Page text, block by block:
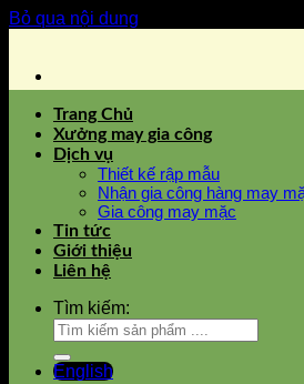
Bỏ qua nội dung
Trang Chủ
Xưởng may gia công
Dịch vụ
Thiết kế rập mẫu
Nhận gia công hàng may
Gia công may mặc
Tin tức
Giới thiệu
Liên hệ
Tìm kiếm:
English